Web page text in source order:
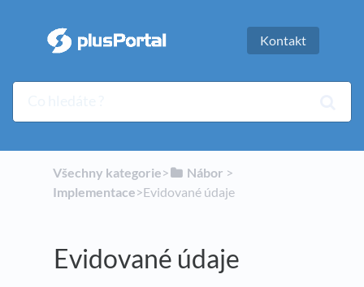
Kontakt
Všechny kategorie​>​ ​Nábor ​ > ​
Implementace​>​ Evidované údaje
Evidované údaje